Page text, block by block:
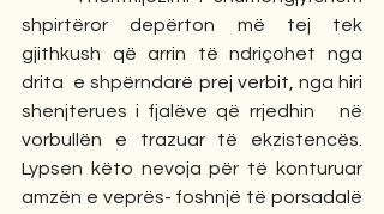
shpirtëror depërton më tej tek
gjithkush që arrin të ndriçohet nga
drita  e shpërndarë prej verbit, nga hiri
shenjterues i fjalëve që rrjedhin   në
vorbullën e trazuar të ekzistencës.
Lypsen këto nevoja për të konturuar
amzën e veprës- foshnjë të porsadalë